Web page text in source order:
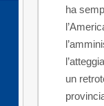
ha
un